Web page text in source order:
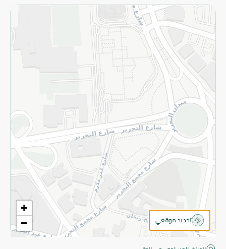
+
−
تحديد موقعي
الاسترجاع
سياسة الاستخدام
سياسة الخصوصية
قم بالتسجيل للنشرة
©2026 - Spinneys | جميع الحقوق محفوظة